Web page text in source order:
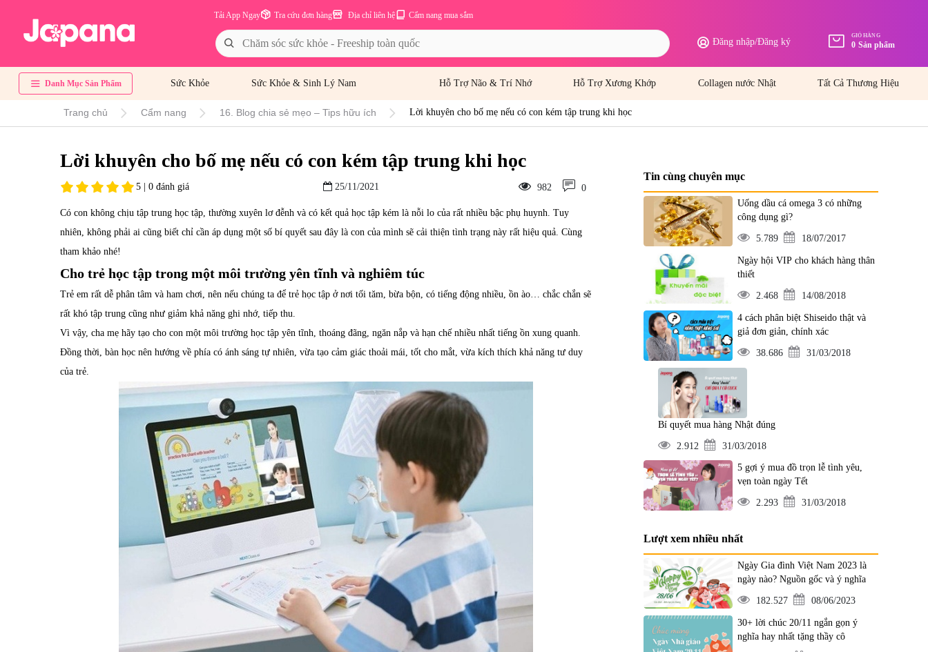
Cẩm nang mua sắm
Địa chỉ liên hệ
Tra cứu đơn hàng
Tải App Ngay
Đăng nhập/Đăng ký
GIỎ HÀNG
0 Sản phẩm
Danh Mục Sản Phẩm Sức Khỏe Sức Khỏe & Sinh Lý Nam Hỗ Trợ Não & Trí Nhớ Hỗ Trợ Xương Khớp Collagen nước Nhật Tất Cả Thương Hiệu
Trang chủ Cẩm nang 16. Blog chia sẻ mẹo – Tips hữu ích Lời khuyên cho bố mẹ nếu có con kém tập trung khi học
Lời khuyên cho bố mẹ nếu có con kém tập trung khi học
5 | 0 đánh giá 25/11/2021 982 0
Có con không chịu tập trung học tập, thường xuyên lơ đễnh và có kết quả học tập kém là nỗi lo của rất nhiều bậc phụ huynh. Tuy
nhiên, không phải ai cũng biết chỉ cần áp dụng một số bí quyết sau đây là con của mình sẽ cải thiện tình trạng này rất hiệu quả. Cùng
tham khảo nhé!
Cho trẻ học tập trong một môi trường yên tĩnh và nghiêm túc
Trẻ em rất dễ phân tâm và ham chơi, nên nếu chúng ta để trẻ học tập ở nơi tối tăm, bừa bộn, có tiếng động nhiều, ồn ào… chắc chắn sẽ
rất khó tập trung cũng như giảm khả năng ghi nhớ, tiếp thu.
Vì vậy, cha mẹ hãy tạo cho con một môi trường học tập yên tĩnh, thoáng đãng, ngăn nắp và hạn chế nhiều nhất tiếng ồn xung quanh.
Đồng thời, bàn học nên hướng về phía có ánh sáng tự nhiên, vừa tạo cảm giác thoải mái, tốt cho mắt, vừa kích thích khả năng tư duy
của trẻ.
Tin cùng chuyên mục
Uống dầu cá omega 3 có những
công dụng gì?
5.789 18/07/2017
Ngày hội VIP cho khách hàng thân
thiết
2.468 14/08/2018
4 cách phân biệt Shiseido thật và
giả đơn giản, chính xác
38.686 31/03/2018
Bí quyết mua hàng Nhật đúng
2.912 31/03/2018
5 gợi ý mua đồ trọn lễ tình yêu,
vẹn toàn ngày Tết
2.293 31/03/2018
Lượt xem nhiều nhất
Ngày Gia đình Việt Nam 2023 là
ngày nào? Nguồn gốc và ý nghĩa
182.527 08/06/2023
30+ lời chúc 20/11 ngắn gọn ý
nghĩa hay nhất tặng thầy cô